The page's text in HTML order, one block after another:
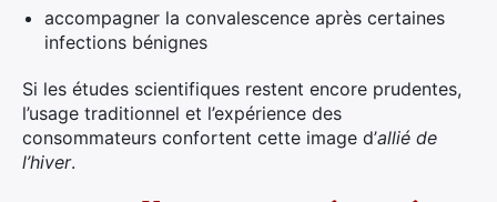
accompagner la convalescence après certaines
infections bénignes
Si les études scientifiques restent encore prudentes,
l’usage traditionnel et l’expérience des
consommateurs confortent cette image d’allié de
l’hiver.